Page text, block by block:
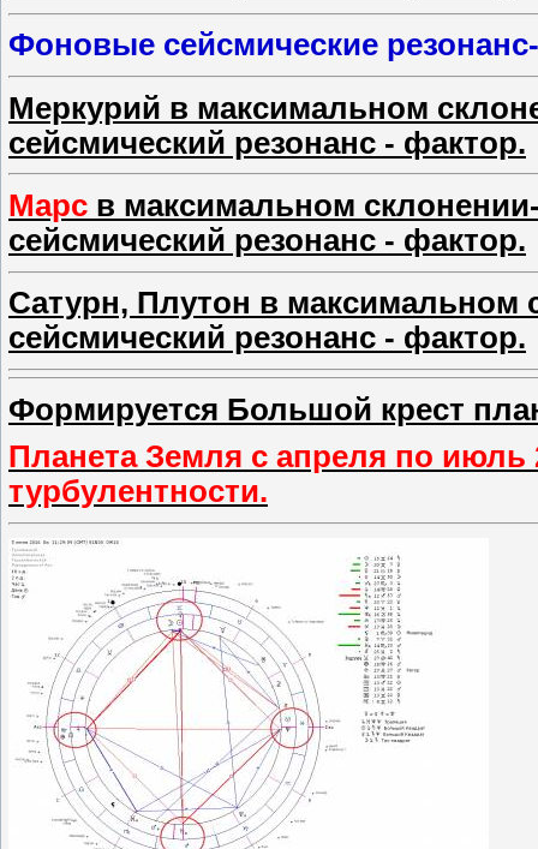
Фоновые сейсмические
Меркурий в максимальном
сейсмический резонанс - фактор.
Марс в максимальном
сейсмический резонанс - фактор.
Сатурн, Плутон в максимальном
сейсмический резонанс - фактор.
Формируется Большой крест
Планета Земля с апреля по
турбулентности.